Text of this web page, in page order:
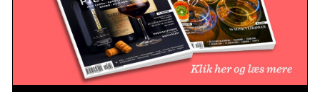
Alkolholprocent: 14%